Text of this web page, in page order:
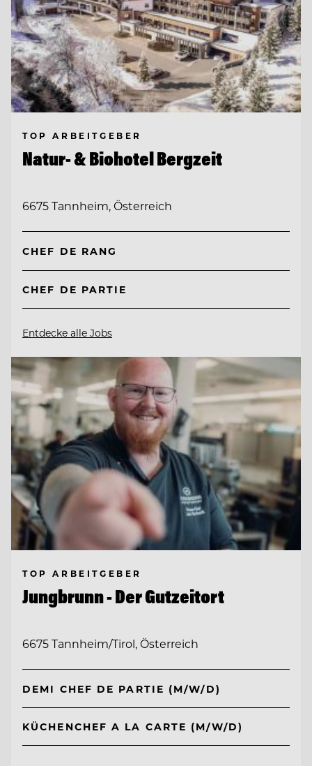
TOP ARBEITGEBER
Natur- & Biohotel Bergzeit
6675 Tannheim, Österreich
CHEF DE RANG
CHEF DE PARTIE
Entdecke alle Jobs
TOP ARBEITGEBER
Jungbrunn - Der Gutzeitort
6675 Tannheim/Tirol, Österreich
DEMI CHEF DE PARTIE (M/W/D)
KÜCHENCHEF A LA CARTE (M/W/D)